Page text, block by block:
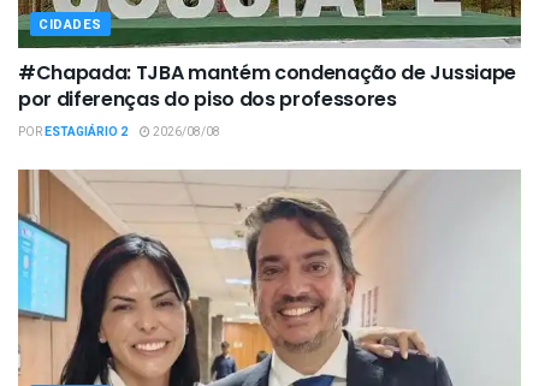
CIDADES
#Chapada: TJBA mantém condenação de Jussiape
por diferenças do piso dos professores
PORESTAGIÁRIO 2 2026/08/08